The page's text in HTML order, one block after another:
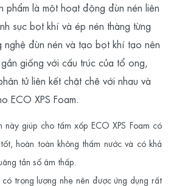
phẩm là một hoạt động đùn nén liên
sục bọt khí và ép nén thàng từng
đùn nén và tạo bọt khí tạo nên
giống với cấu trúc của tổ ong,
tử liên kết chặt chẽ với nhau và
ECO XPS Foam.
này giúp cho tấm xốp ECO XPS Foam có
hoàn toàn không thấm nước và có khả
tần số âm thấp.
trọng lượng nhẹ nên được ứng dụng rất